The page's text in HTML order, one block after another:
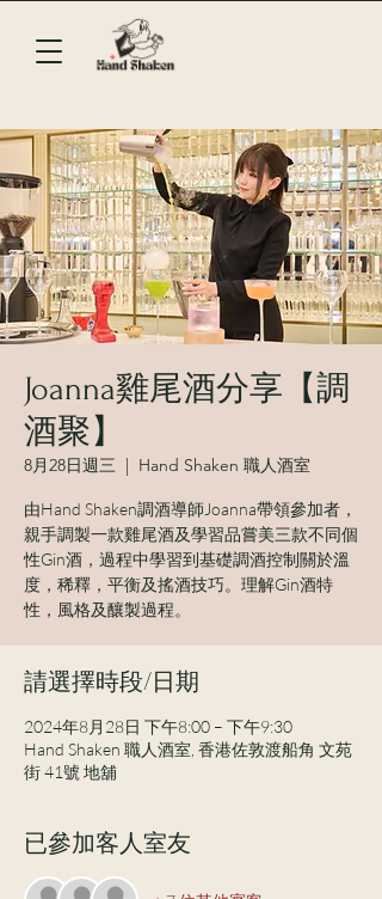
Joanna雞尾酒分享【調
酒聚】
8月28日週三
  |
Hand Shaken 職人酒室
由Hand Shaken調酒導師Joanna帶領參加者，
親手調製一款雞尾酒及學習品嘗美三款不同個
性Gin酒，過程中學習到基礎調酒控制關於溫
度，稀釋，平衡及搖酒技巧。理解Gin酒特
性，風格及釀製過程。
請選擇時段/日期
2024年8月28日 下午8:00 – 下午9:30
Hand Shaken 職人酒室, 香港佐敦渡船角 文苑
街 41號 地舖
已參加客人室友